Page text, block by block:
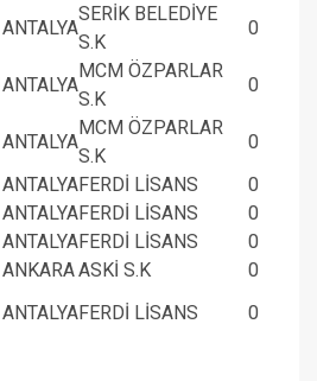
ANTALYA
SERİK BELEDİYE
S.K
0
ANTALYA
MCM ÖZPARLAR
S.K
0
ANTALYA
MCM ÖZPARLAR
S.K
0
ANTALYAFERDİ LİSANS
0
ANTALYAFERDİ LİSANS
0
ANTALYAFERDİ LİSANS
0
ANKARAASKİ S.K
0
ANTALYAFERDİ LİSANS 0